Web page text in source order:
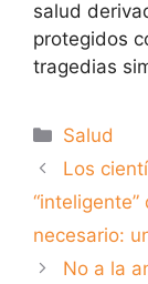
salud
protegidos
tragedias
Categorías
Salud
Los
necesario:
No a la